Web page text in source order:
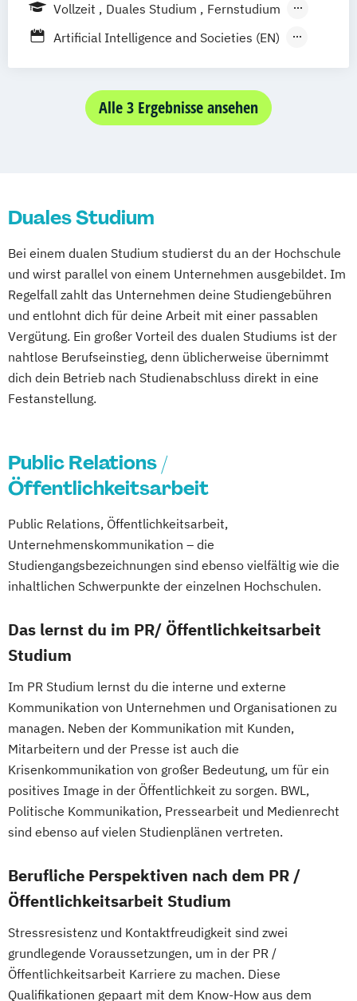
Vollzeit
Duales Studium
Fernstudium
Berufsbegleitendes Präsenzstudium
Artificial Intelligence and Societies (EN)
Game Design und Interaktive Medien
Internationales Marketing und
Kommunikationsdesign und Kreative
Management der Medien- und
Kreativwirtschaft
Medien- und Wirtschaftspsychologie
Public Relations und Digitales Marketing
(DE/EN)
Social Media Marketing und Content
Wirtschaftspsychologie (DE/EN)
Alle 3 Ergebnisse ansehen
Duales Studium
Bei einem dualen Studium studierst du an der Hochschule
und wirst parallel von einem Unternehmen ausgebildet. Im
Regelfall zahlt das Unternehmen deine Studiengebühren
und entlohnt dich für deine Arbeit mit einer passablen
Vergütung. Ein großer Vorteil des dualen Studiums ist der
nahtlose Berufseinstieg, denn üblicherweise übernimmt
dich dein Betrieb nach Studienabschluss direkt in eine
Festanstellung.
Public Relations /
Öffentlichkeitsarbeit
Public Relations, Öffentlichkeitsarbeit,
Unternehmenskommunikation – die
Studiengangsbezeichnungen sind ebenso vielfältig wie die
inhaltlichen Schwerpunkte der einzelnen Hochschulen.
Das lernst du im PR/ Öffentlichkeitsarbeit
Studium
Im PR Studium lernst du die interne und externe
Kommunikation von Unternehmen und Organisationen zu
managen. Neben der Kommunikation mit Kunden,
Mitarbeitern und der Presse ist auch die
Krisenkommunikation von großer Bedeutung, um für ein
positives Image in der Öffentlichkeit zu sorgen. BWL,
Politische Kommunikation, Pressearbeit und Medienrecht
sind ebenso auf vielen Studienplänen vertreten.
Berufliche Perspektiven nach dem PR /
Öffentlichkeitsarbeit Studium
Stressresistenz und Kontaktfreudigkeit sind zwei
grundlegende Voraussetzungen, um in der PR /
Öffentlichkeitsarbeit Karriere zu machen. Diese
Qualifikationen gepaart mit dem Know-How aus dem